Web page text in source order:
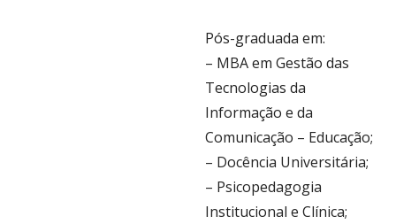
Pós-graduada em:
– MBA em Gestão das
Tecnologias da
Informação e da
Comunicação – Educação;
– Docência Universitária;
– Psicopedagogia
Institucional e Clínica;